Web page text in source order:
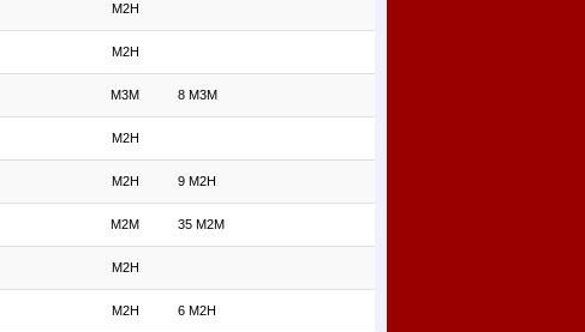
M2H
M2H
M3M 8 M3M
M2H
M2H 9 M2H
M2M 35 M2M
M2H
M2H 6 M2H